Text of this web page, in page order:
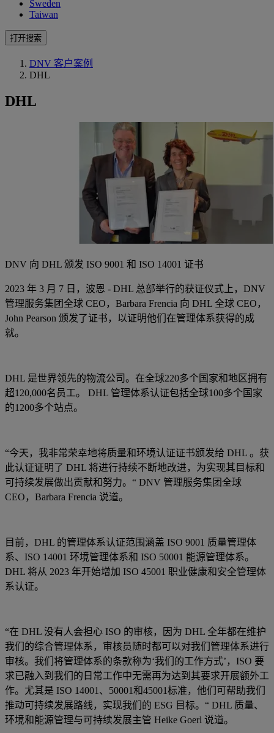
Sweden
Taiwan
打开搜索
DNV 客户案例
DHL
DHL
DNV 向 DHL 颁发 ISO 9001 和 ISO 14001 证书
2023 年 3 月 7 日，波恩 - DHL 总部举行的获证仪式上，DNV
管理服务集团全球 CEO，Barbara Frencia 向 DHL 全球 CEO，
John Pearson 颁发了证书，以证明他们在管理体系获得的成
就。
DHL 是世界领先的物流公司。在全球220多个国家和地区拥有
超120,000名员工。 DHL 管理体系认证包括全球100多个国家
的1200多个站点。
“今天，我非常荣幸地将质量和环境认证证书颁发给 DHL 。获
此认证证明了 DHL 将进行持续不断地改进，为实现其目标和
可持续发展做出贡献和努力。“ DNV 管理服务集团全球
CEO，Barbara Frencia 说道。
目前，DHL 的管理体系认证范围涵盖 ISO 9001 质量管理体
系、ISO 14001 环境管理体系和 ISO 50001 能源管理体系。
DHL 将从 2023 年开始增加 ISO 45001 职业健康和安全管理体
系认证。
“在 DHL 没有人会担心 ISO 的审核，因为 DHL 全年都在维护
我们的综合管理体系，审核员随时都可以对我们管理体系进行
审核。我们将管理体系的条款称为‘我们的工作方式’，ISO 要
求已融入到我们的日常工作中无需再为达到其要求开展额外工
作。尤其是 ISO 14001、50001和45001标准，他们可帮助我们
推动可持续发展路线，实现我们的 ESG 目标。“ DHL 质量、
环境和能源管理与可持续发展主管 Heike Goerl 说道。